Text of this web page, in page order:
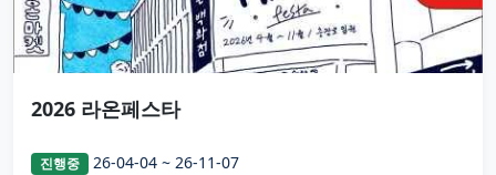
2026 라온페스타
진행중 26-04-04 ~ 26-11-07